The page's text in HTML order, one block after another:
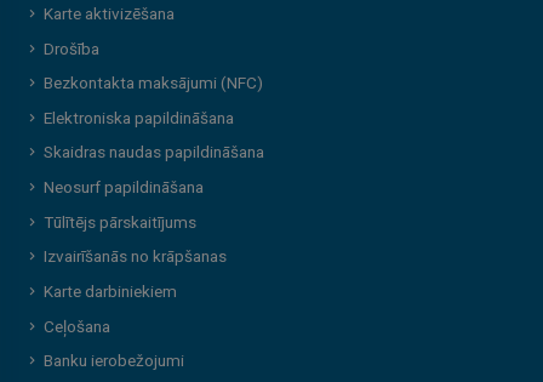
Karte aktivizēšana
Drošība
Bezkontakta maksājumi (NFC)
Elektroniska papildināšana
Skaidras naudas papildināšana
Neosurf papildināšana
Tūlītējs pārskaitījums
Izvairīšanās no krāpšanas
Karte darbiniekiem
Ceļošana
Banku ierobežojumi